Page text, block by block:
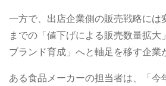
一方で、出店企業側の販売戦略には
までの「値下げによる販売数量拡大
ブランド育成」へと軸足を移す企業
ある食品メーカーの担当者は、「今